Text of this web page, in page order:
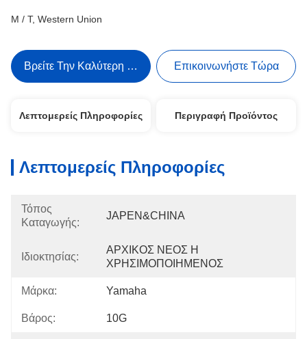
Μ / Τ, Western Union
Βρείτε Την Καλύτερη Τιμή Επικοινωνήστε Τώρα
Λεπτομερείς Πληροφορίες Περιγραφή Προϊόντος
Λεπτομερείς Πληροφορίες
Τόπος
Καταγωγής:
JAPEN&CHINA
Ιδιοκτησίας:
ΑΡΧΙΚΟΣ ΝΕΟΣ Η
ΧΡΗΣΙΜΟΠΟΙΗΜΕΝΟΣ
Μάρκα: Yamaha
Βάρος: 10G